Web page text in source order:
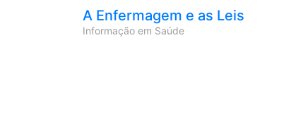
A Enfermagem e as Leis
Informação em Saúde